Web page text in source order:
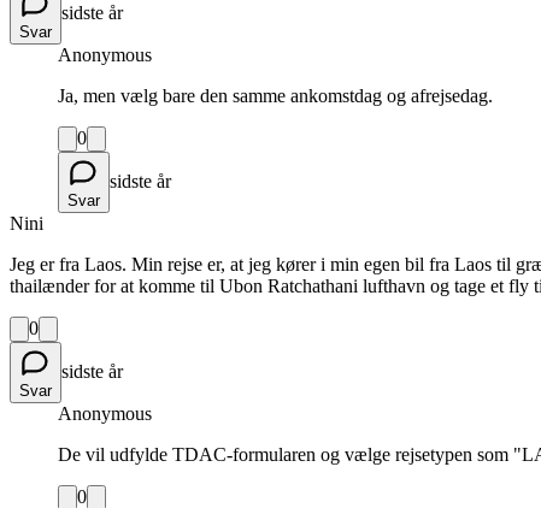
Svar
sidste år
Anonymous
Ja, men vælg bare den samme ankomstdag og afrejsedag.
0
Svar
sidste år
Nini
Jeg er fra Laos. Min rejse er, at jeg kører i min egen bil fra Laos til
thailænder for at komme til Ubon Ratchathani lufthavn og tage et
0
Svar
sidste år
Anonymous
De vil udfylde TDAC-formularen og vælge rejsetypen som
0